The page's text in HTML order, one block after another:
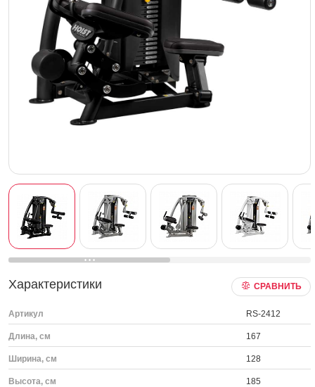
Характеристики СРАВНИТЬ
Артикул RS-2412
Длина, см 167
Ширина, см 128
Высота, см 185